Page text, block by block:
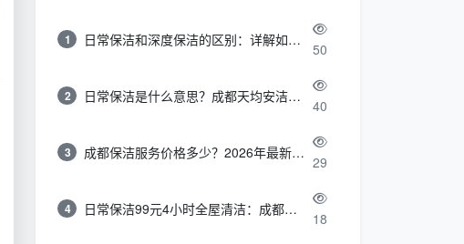
1 日常保洁和深度保洁的区别：详解如何选择最适合的清洁服务
50
2 日常保洁是什么意思？成都天均安洁带你快速区分“日常vs深度vs开荒”
40
3 成都保洁服务价格多少？2026年最新报价表来了，这一篇看透所有费用
29
4 日常保洁99元4小时全屋清洁：成都天均安洁保洁超值服务全解析
18